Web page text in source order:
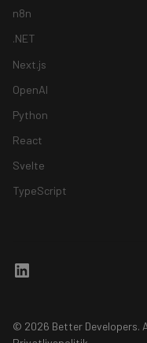
n8n
.NET
Next.js
OpenAI
Python
React
Svelte
TypeScript
© 2026 Better Developers.